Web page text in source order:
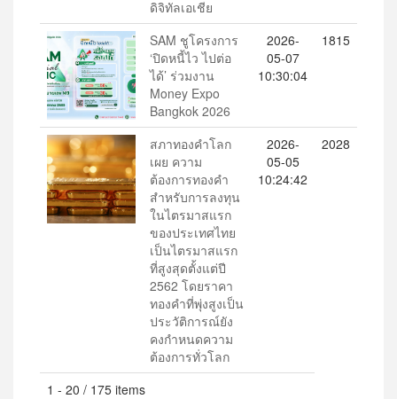
ดิจิทัลเอเชีย
SAM ชูโครงการ
‘ปิดหนี้ไว ไปต่อ
ได้’ ร่วมงาน
Money Expo
Bangkok 2026
2026-
05-07
10:30:04
1815
สภาทองคำโลก
เผย ความ
ต้องการทองคำ
สำหรับการลงทุน
ในไตรมาสแรก
ของประเทศไทย
เป็นไตรมาสแรก
ที่สูงสุดตั้งแต่ปี
2562 โดยราคา
ทองคำที่พุ่งสูงเป็น
ประวัติการณ์ยัง
คงกำหนดความ
ต้องการทั่วโลก
2026-
05-05
10:24:42
2028
1 - 20 / 175 items